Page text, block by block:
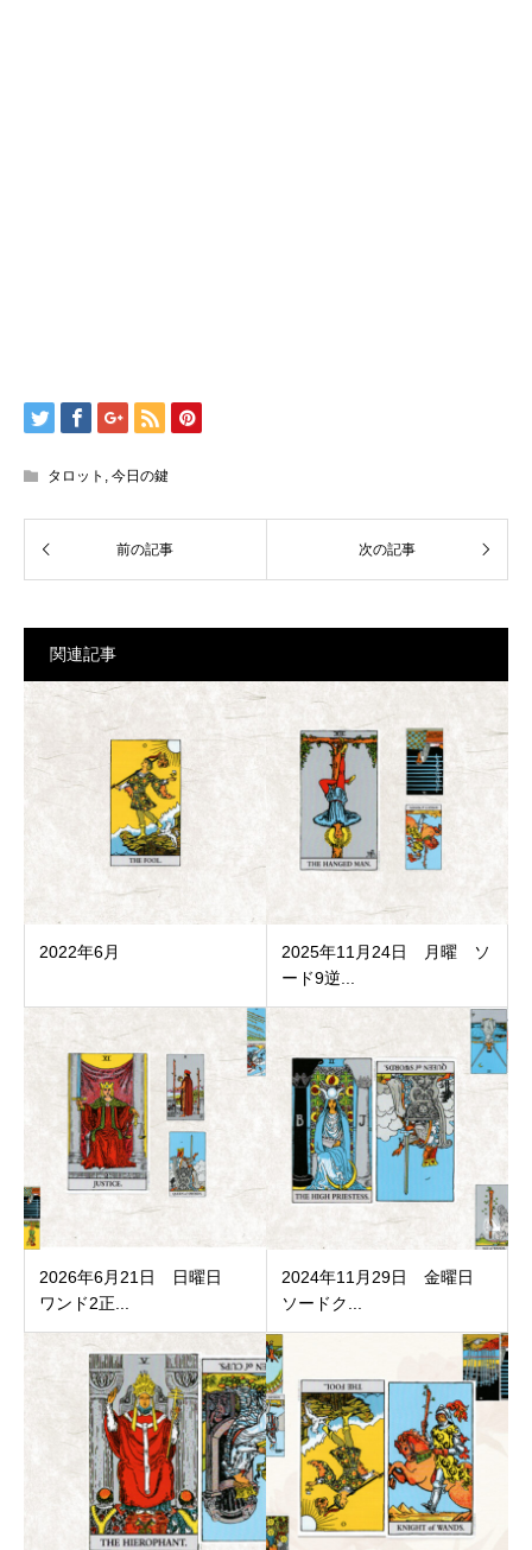
タロット , 今日の鍵
関連記事
2022年6月
2025年11月24日 月曜 ソ
ード9逆...
2026年6月21日 日曜日
ワンド2正...
2024年11月29日 金曜日
ソードク...